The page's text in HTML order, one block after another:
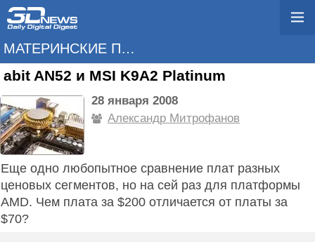
МАТЕРИНСКИЕ ПЛАТЫ
abit AN52 и MSI K9A2 Platinum
28 января 2008
Александр Митрофанов
Еще одно любопытное сравнение плат разных
ценовых сегментов, но на сей раз для платформы
AMD. Чем плата за $200 отличается от платы за
$70?